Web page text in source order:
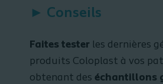
► Conseils
Faites tester les dernières
produits Coloplast à vos
obtenant des échantillons